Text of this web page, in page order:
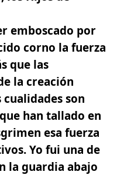
emboscado por
corno la fuerza
que las
la creación
cualidades son
han tallado en
esa fuerza
Yo fui una de
la guardia abajo